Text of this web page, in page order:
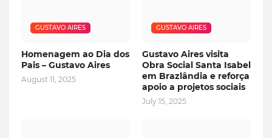
GUSTAVO AIRES
Homenagem ao Dia dos
Pais – Gustavo Aires
August 11, 2025
GUSTAVO AIRES
Gustavo Aires visita
Obra Social Santa Isabel
em Brazlândia e reforça
apoio a projetos sociais
July 15, 2025